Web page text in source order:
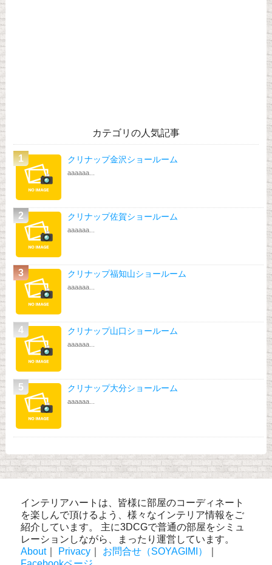
カテゴリの人気記事
クリナップ金沢ショールーム
aaaaaa...
クリナップ佐賀ショールーム
aaaaaa...
クリナップ福知山ショールーム
aaaaaa...
クリナップ山口ショールーム
aaaaaa...
クリナップ大分ショールーム
aaaaaa...
インテリアハートは、皆様に部屋のコーディネート
を楽しんで頂けるよう、様々なインテリア情報をご
紹介しています。 主に3DCGで普通の部屋をシミュ
レーションしながら、まったり運営しています。
About｜ Privacy お問合せ（SOYAGIMI）